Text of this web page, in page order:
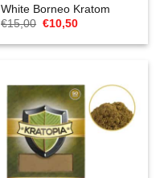
White Borneo Kratom
€15,00 Ursprünglicher
war:
€10,50Aktueller
ist: